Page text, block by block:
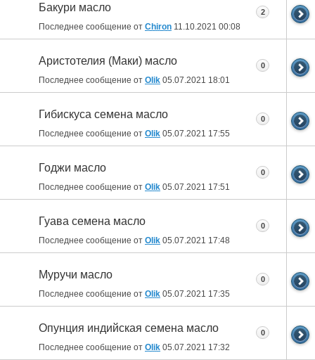
Бакури масло
Последнее сообщение от Chiron 11.10.2021 00:08
2
Аристотелия (Маки) масло
Последнее сообщение от Olik 05.07.2021 18:01
0
Гибискуса семена масло
Последнее сообщение от Olik 05.07.2021 17:55
0
Годжи масло
Последнее сообщение от Olik 05.07.2021 17:51
0
Гуава семена масло
Последнее сообщение от Olik 05.07.2021 17:48
0
Муручи масло
Последнее сообщение от Olik 05.07.2021 17:35
0
Опунция индийская семена масло
Последнее сообщение от Olik 05.07.2021 17:32
0